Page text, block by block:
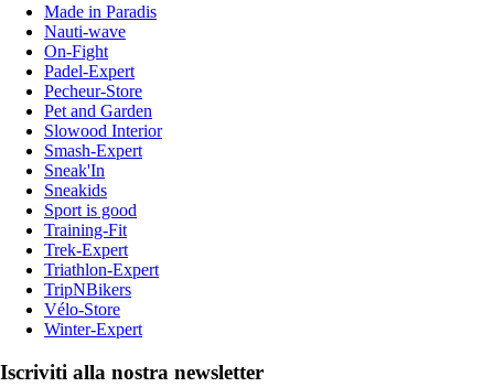
Made in Paradis
Nauti-wave
On-Fight
Padel-Expert
Pecheur-Store
Pet and Garden
Slowood Interior
Smash-Expert
Sneak'In
Sneakids
Sport is good
Training-Fit
Trek-Expert
Triathlon-Expert
TripNBikers
Vélo-Store
Winter-Expert
Iscriviti alla nostra newsletter